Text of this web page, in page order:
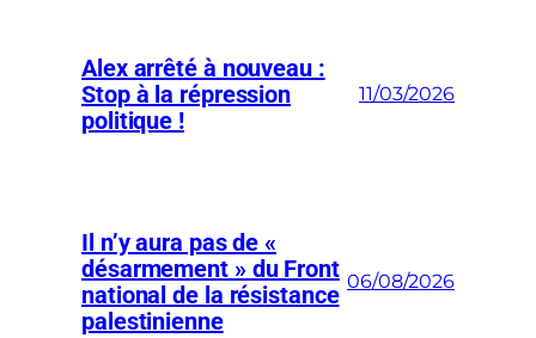
Alex arrêté à nouveau :
Stop à la répression
politique !
11/03/2026
Il n’y aura pas de «
désarmement » du Front
national de la résistance
palestinienne
06/08/2026